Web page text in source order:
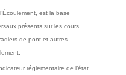
est la base
présents sur les cours
de pont et autres
réglementaire de l’état